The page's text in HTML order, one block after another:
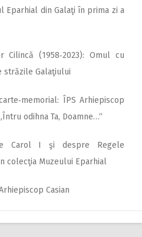
Eparhial din Galaţi în prima zi a
(1958‑2023): Omul cu
străzile Galaţiului
ÎPS Arhiepiscop
odihna Ta, Doamne…“
Carol I şi despre Regele
colecţia Muzeului Eparhial
Casian